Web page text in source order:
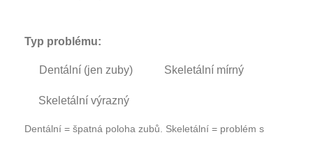
Typ problému:
Dentální (jen zuby) Skeletální mírný
Skeletální výrazný
Dentální = špatná poloha zubů. Skeletální = problém s